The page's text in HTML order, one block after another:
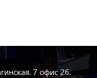
7 офис 26.